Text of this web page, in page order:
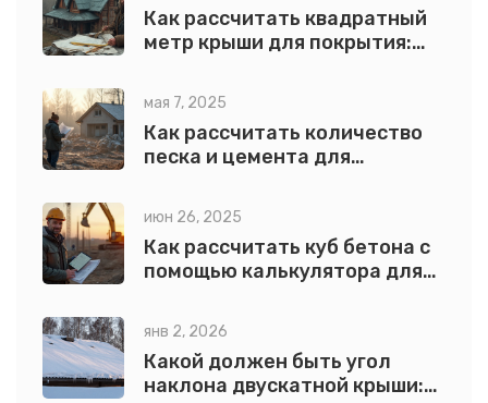
Как рассчитать квадратный
метр крыши для покрытия:
примеры
мая 7, 2025
Как рассчитать количество
песка и цемента для
июн 26, 2025
Как рассчитать куб бетона с
помощью калькулятора для
руководство
янв 2, 2026
Какой должен быть угол
наклона двускатной крыши: